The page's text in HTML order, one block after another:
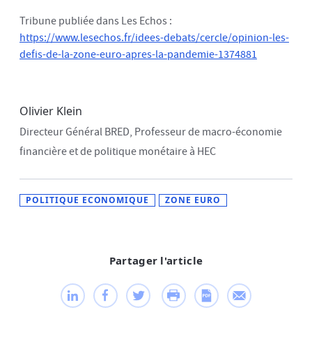
Partager l'article
Tribune publiée dans Les Echos :
https://www.lesechos.fr/idees-debats/cercle/opinion-les-
defis-de-la-zone-euro-apres-la-pandemie-1374881
Olivier Klein
Directeur Général BRED, Professeur de macro-économie
financière et de politique monétaire à HEC
POLITIQUE ECONOMIQUE ZONE EURO